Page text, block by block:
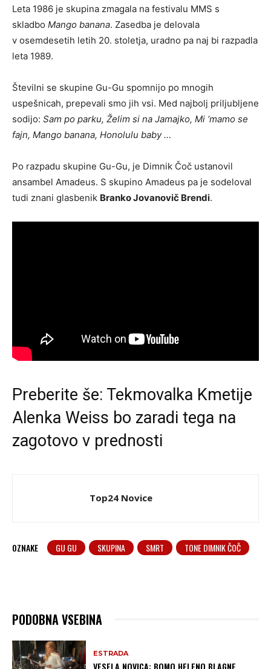
Leta 1986 je skupina zmagala na festivalu MMS s
skladbo Mango banana. Zasedba je delovala
v osemdesetih letih 20. stoletja, uradno pa naj bi razpadla
leta 1989.
Številni se skupine Gu-Gu spomnijo po mnogih
uspešnicah, prepevali smo jih vsi. Med najbolj priljubljene
sodijo: Sam po parku, Želim si na Jamajko, Mi ‘mamo se
fajn, Mango banana, Honolulu baby …
Po razpadu skupine Gu-Gu, je Dimnik Čoč ustanovil
ansambel Amadeus. S skupino Amadeus pa je sodeloval
tudi znani glasbenik Branko Jovanovič Brendi.
Preberite še: Tekmovalka Kmetije
Alenka Weiss bo zaradi tega na
zagotovo v prednosti
Top24 Novice
OZNAKE GU GU SKUPINA SMRT TONE DIMNIK ČOČ
PODOBNA VSEBINA
ESTRADA
VESELA NOVICA: BOMO HELENO BLAGNE